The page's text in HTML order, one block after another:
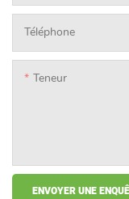
Téléphone
Teneur
ENVOYER UNE